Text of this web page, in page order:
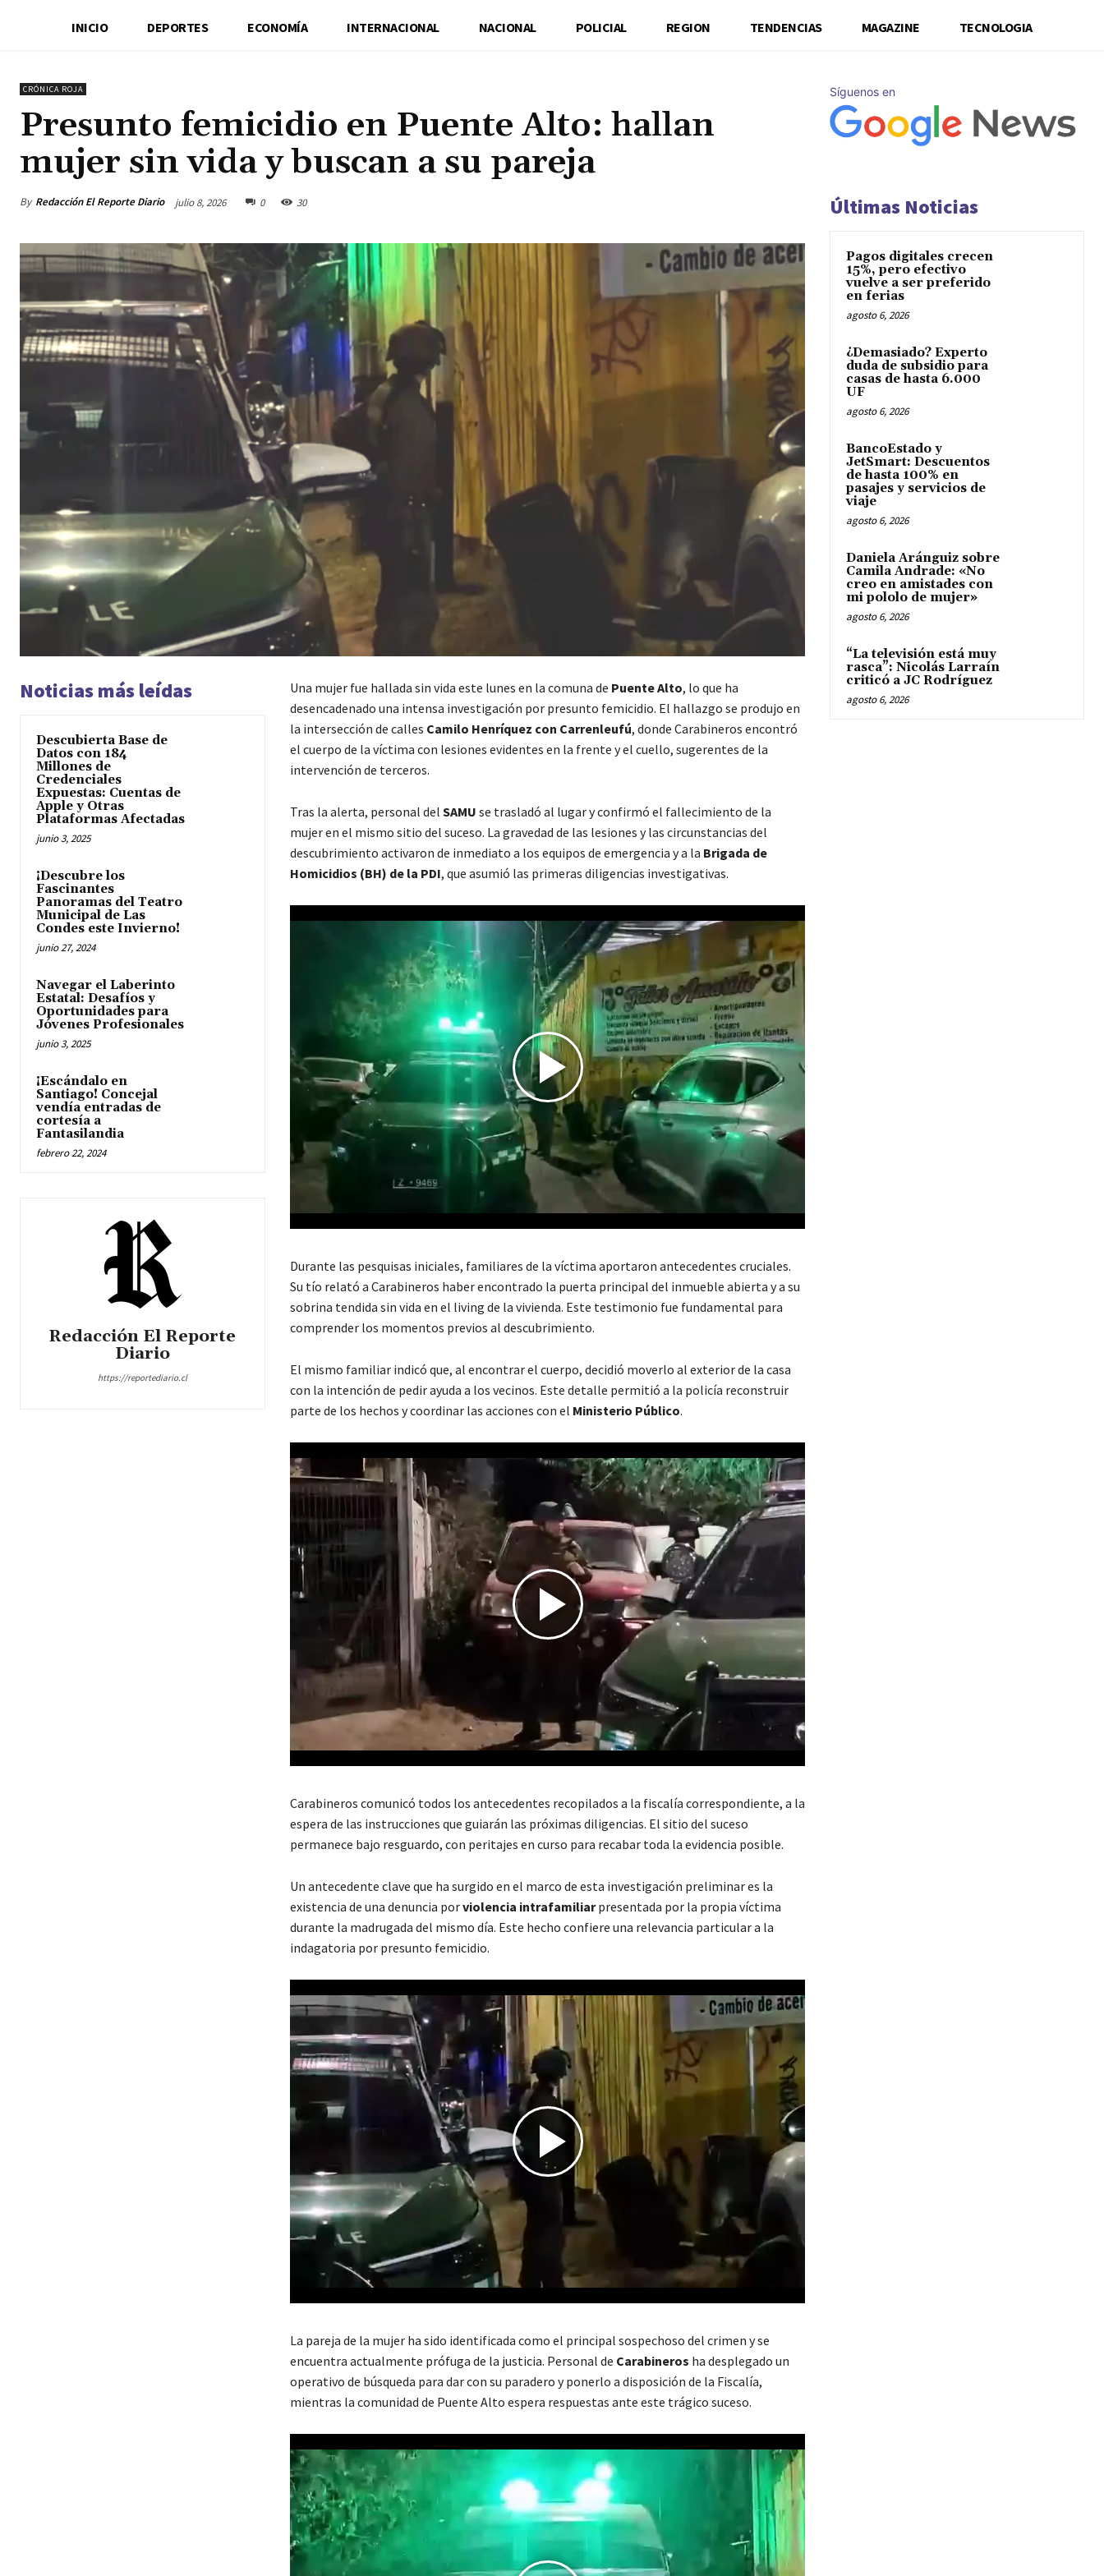
INICIO DEPORTES ECONOMÍA INTERNACIONAL NACIONAL POLICIAL REGION TENDENCIAS MAGAZINE TECNOLOGIA
CRÓNICA ROJA
Presunto femicidio en Puente Alto: hallan
mujer sin vida y buscan a su pareja
By Redacción El Reporte Diario julio 8, 2026 0 30
Noticias más leídas
Descubierta Base de
Datos con 184
Millones de
Credenciales
Expuestas: Cuentas de
Apple y Otras
Plataformas Afectadas
junio 3, 2025
¡Descubre los
Fascinantes
Panoramas del Teatro
Municipal de Las
Condes este Invierno!
junio 27, 2024
Navegar el Laberinto
Estatal: Desafíos y
Oportunidades para
Jóvenes Profesionales
junio 3, 2025
¡Escándalo en
Santiago! Concejal
vendía entradas de
cortesía a
Fantasilandia
febrero 22, 2024
Redacción El Reporte
Diario
https://reportediario.cl
Una mujer fue hallada sin vida este lunes en la comuna de Puente Alto, lo que ha
desencadenado una intensa investigación por presunto femicidio. El hallazgo se produjo en
la intersección de calles Camilo Henríquez con Carrenleufú, donde Carabineros encontró
el cuerpo de la víctima con lesiones evidentes en la frente y el cuello, sugerentes de la
intervención de terceros.
Tras la alerta, personal del SAMU se trasladó al lugar y confirmó el fallecimiento de la
mujer en el mismo sitio del suceso. La gravedad de las lesiones y las circunstancias del
descubrimiento activaron de inmediato a los equipos de emergencia y a la Brigada de
Homicidios (BH) de la PDI, que asumió las primeras diligencias investigativas.
Durante las pesquisas iniciales, familiares de la víctima aportaron antecedentes cruciales.
Su tío relató a Carabineros haber encontrado la puerta principal del inmueble abierta y a su
sobrina tendida sin vida en el living de la vivienda. Este testimonio fue fundamental para
comprender los momentos previos al descubrimiento.
El mismo familiar indicó que, al encontrar el cuerpo, decidió moverlo al exterior de la casa
con la intención de pedir ayuda a los vecinos. Este detalle permitió a la policía reconstruir
parte de los hechos y coordinar las acciones con el Ministerio Público.
Carabineros comunicó todos los antecedentes recopilados a la fiscalía correspondiente, a la
espera de las instrucciones que guiarán las próximas diligencias. El sitio del suceso
permanece bajo resguardo, con peritajes en curso para recabar toda la evidencia posible.
Un antecedente clave que ha surgido en el marco de esta investigación preliminar es la
existencia de una denuncia porviolencia intrafamiliarpresentada por la propia víctima
durante la madrugada del mismo día. Este hecho confiere una relevancia particular a la
indagatoria por presunto femicidio.
La pareja de la mujer ha sido identificada como el principal sospechoso del crimen y se
encuentra actualmente prófuga de la justicia. Personal de Carabineros ha desplegado un
operativo de búsqueda para dar con su paradero y ponerlo a disposición de la Fiscalía,
mientras la comunidad de Puente Alto espera respuestas ante este trágico suceso.
Síguenos en
Últimas Noticias
Pagos digitales crecen
15%, pero efectivo
vuelve a ser preferido
en ferias
agosto 6, 2026
¿Demasiado? Experto
duda de subsidio para
casas de hasta 6.000
UF
agosto 6, 2026
BancoEstado y
JetSmart: Descuentos
de hasta 100% en
pasajes y servicios de
viaje
agosto 6, 2026
Daniela Aránguiz sobre
Camila Andrade: «No
creo en amistades con
mi pololo de mujer»
agosto 6, 2026
“La televisión está muy
rasca”: Nicolás Larraín
criticó a JC Rodríguez
agosto 6, 2026